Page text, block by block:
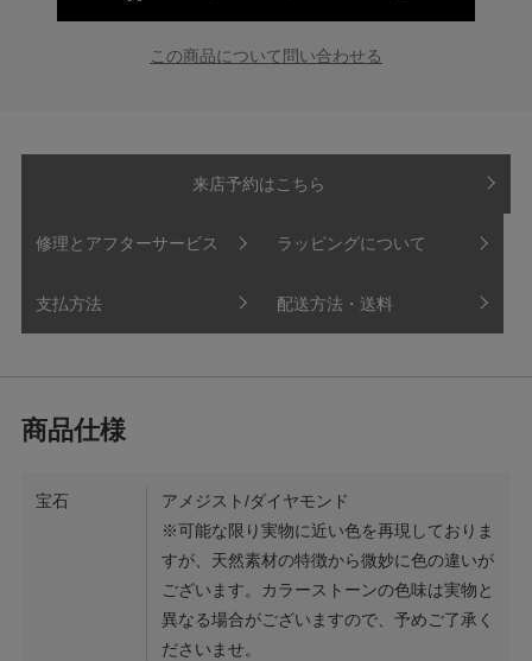
この商品について問い合わせる
来店予約はこちら
修理とアフターサービス ラッピングについて
支払方法 配送方法・送料
宝石
アメジスト/ダイヤモンド
※可能な限り実物に近い色を再現しておりま
すが、天然素材の特徴から微妙に色の違いが
ございます。カラーストーンの色味は実物と
異なる場合がございますので、予めご了承く
ださいませ。